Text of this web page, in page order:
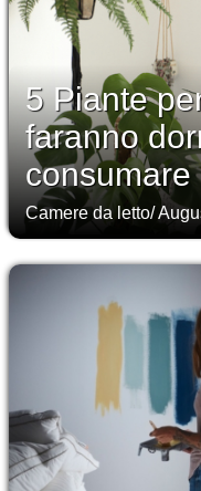
5 Piante
faranno
consumare
Camere da letto/